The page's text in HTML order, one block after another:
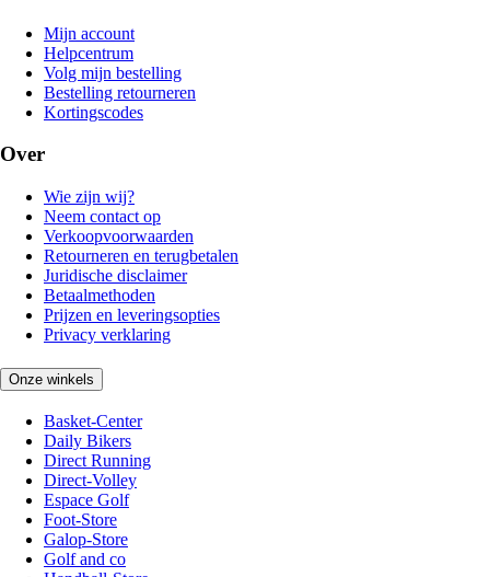
Mijn account
Helpcentrum
Volg mijn bestelling
Bestelling retourneren
Kortingscodes
Over
Wie zijn wij?
Neem contact op
Verkoopvoorwaarden
Retourneren en terugbetalen
Juridische disclaimer
Betaalmethoden
Prijzen en leveringsopties
Privacy verklaring
Onze winkels
Basket-Center
Daily Bikers
Direct Running
Direct-Volley
Espace Golf
Foot-Store
Galop-Store
Golf and co